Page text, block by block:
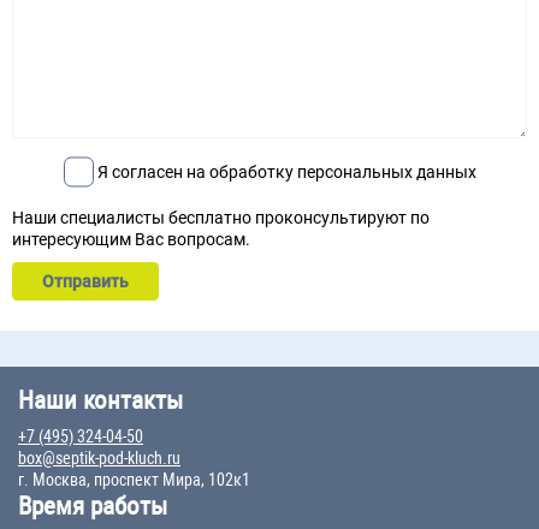
Я согласен на обработку персональных данных
Наши специалисты бесплатно проконсультируют по
интересующим Вас вопросам.
Наши контакты
+7 (495) 324-04-50
box@septik-pod-kluch.ru
г. Москва, проспект Мира, 102к1
Время работы